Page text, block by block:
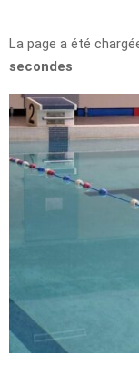
La page a été
secondes